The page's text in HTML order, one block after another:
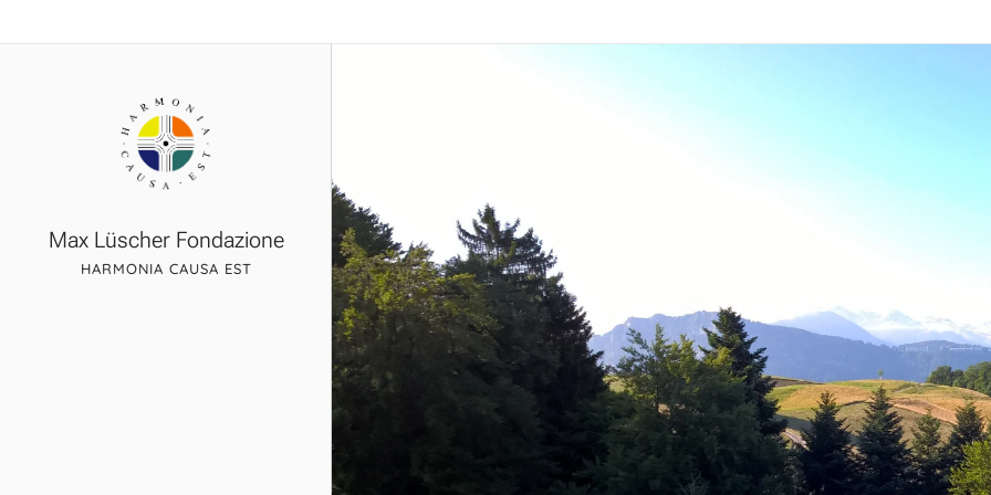
Max Lüscher Fondazione
HARMONIA CAUSA EST